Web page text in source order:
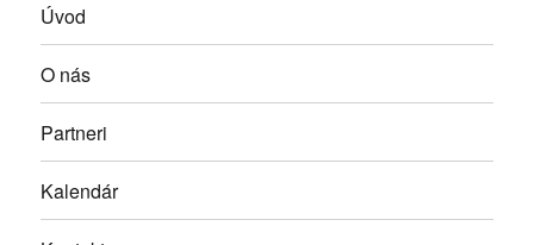
Úvod
O nás
Partneri
Kalendár